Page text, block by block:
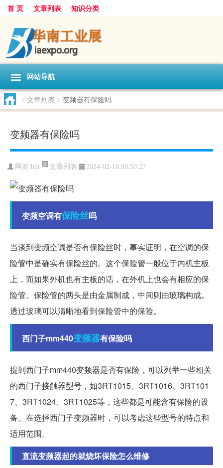
首 页 文章列表 知识分类
网站导航
> 文章列表 > 变频器有保险吗
变频器有保险吗
网友:bpr 文章列表 2024-02-18 09:50:27
变频空调有保险丝吗
当谈到变频空调是否有保险丝时，事实证明，在空调的保
险管中是确实有保险丝的。这个保险管一般位于内机主板
上，而如果外机也有主板的话，在外机上也会有相应的保
险管。保险管的两头是由金属制成，中间则由玻璃构成。
透过玻璃可以清晰地看到保险管中的保险。
西门子mm440变频器有保险吗
提到西门子mm440变频器是否有保险，可以列举一些相关
的西门子接触器型号，如3RT1015、3RT1016、3RT101
7、3RT1024、3RT1025等，这些都是可能含有保险的设
备。在选择西门子变频器时，可以考虑这些型号的特点和
适用范围。
直流变频器起的就烧坏保险怎么维修